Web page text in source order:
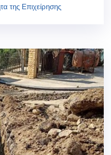
της Επιχείρησης